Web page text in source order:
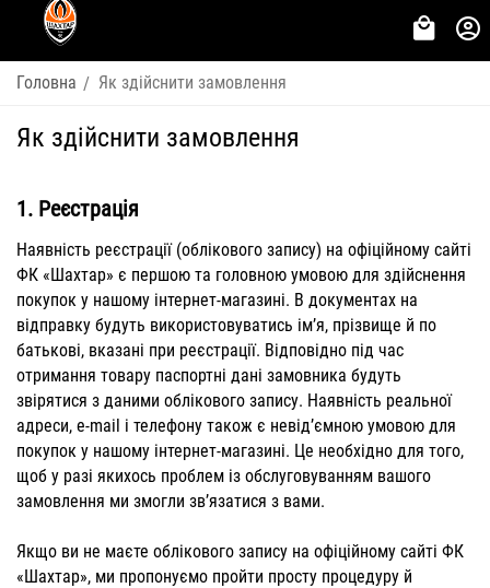
Головна / Як здійснити замовлення
Як здійснити замовлення
1. Реєстрація
Наявність реєстрації (облікового запису) на офіційному сайті
ФК «Шахтар» є першою та головною умовою для здійснення
покупок у нашому інтернет-магазині. В документах на
відправку будуть використовуватись ім’я, прізвище й по
батькові, вказані при реєстрації. Відповідно під час
отримання товару паспортні дані замовника будуть
звірятися з даними облікового запису. Наявність реальної
адреси, e-mail і телефону також є невід’ємною умовою для
покупок у нашому інтернет-магазині. Це необхідно для того,
щоб у разі якихось проблем із обслуговуванням вашого
замовлення ми змогли зв’язатися з вами.
Якщо ви не маєте облікового запису на офіційному сайті ФК
«Шахтар», ми пропонуємо пройти просту процедуру й